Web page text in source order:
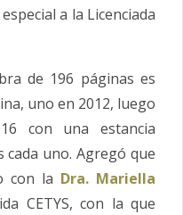
a la Licenciada
de 196 páginas es
uno en 2012, luego
con una estancia
cada uno. Agregó que
con la Dra. Mariella
CETYS, con la que